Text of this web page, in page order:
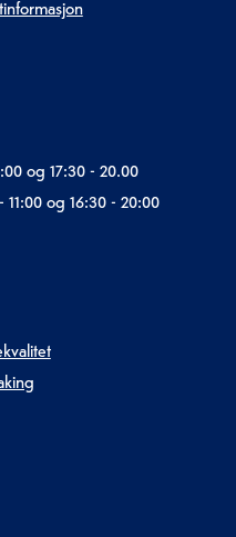
og 17:30 - 20.00
og 16:30 - 20:00